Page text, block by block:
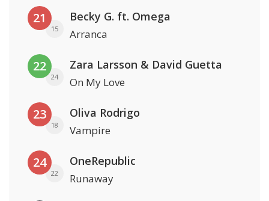
21
15
Becky G. ft. Omega
Arranca
22
24
Zara Larsson & David Guetta
On My Love
23
18
Oliva Rodrigo
Vampire
24
22
OneRepublic
Runaway